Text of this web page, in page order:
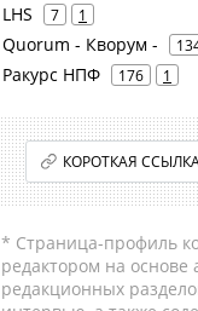
LHS 7 1
Quorum - Кворум -
Ракурс НПФ 176 1
КОРОТКАЯ
* Страница-профиль
редактором на основе
редакционных